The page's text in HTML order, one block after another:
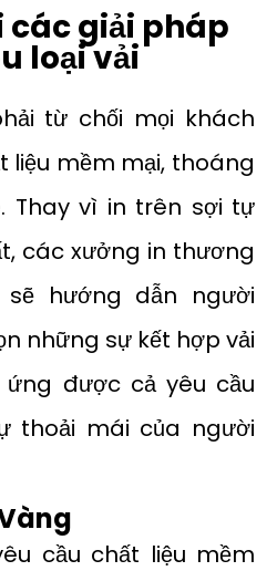
các giải pháp
loại vải
từ chối mọi khách
liệu mềm mại, thoáng
Thay vì in trên sợi tự
các xưởng in thương
hướng dẫn người
những sự kết hợp vải
được cả yêu cầu
thoải mái của người
cầu chất liệu mềm